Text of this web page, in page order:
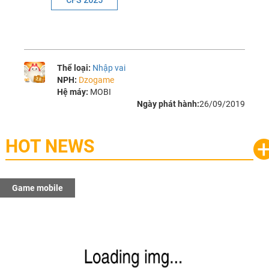
Thể loại: Nhập vai
NPH: Dzogame
Hệ máy: MOBI
Ngày phát hành:26/09/2019
HOT NEWS
Game mobile